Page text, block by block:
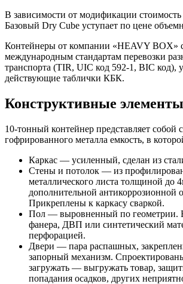
В зависимости от модификации стоимость
Базовый Dry Cube уступает по цене
Контейнеры от компании «HEAVY BOX»
международным стандартам перевозки
транспорта (TIR, UIC код 592-1, BIC код),
действующие таблички КБК.
Конструктивные элементы
10-тонный контейнер представляет собой
гофрированного металла емкость, в
Каркас — усиленный, сделан из
Стены и потолок — из
металлического листа толщиной до
дополнительной антикоррозионной
Прикреплены к каркасу сваркой.
Пол — выровненный по геометрии.
фанера, ДВП или синтетический
перфорацией.
Двери — пара распашных,
запорный механизм.
загружать — выгружать товар,
попадания осадков, других